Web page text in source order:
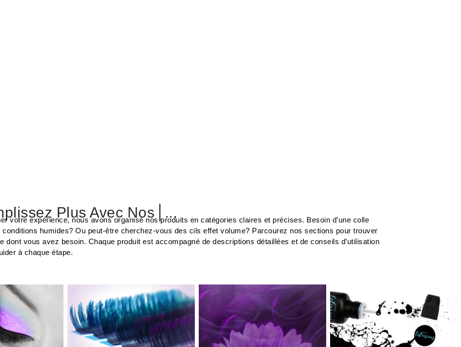
Plus Avec Nos Cils
votre expérience, nous avons organisé nos produits en catégories claires et précises. Besoin d’une colle
conditions humides? Ou peut-être cherchez-vous des cils effet volume? Parcourez nos sections pour trouver
dont vous avez besoin. Chaque produit est accompagné de descriptions détaillées et de conseils d’utilisation
à chaque étape.